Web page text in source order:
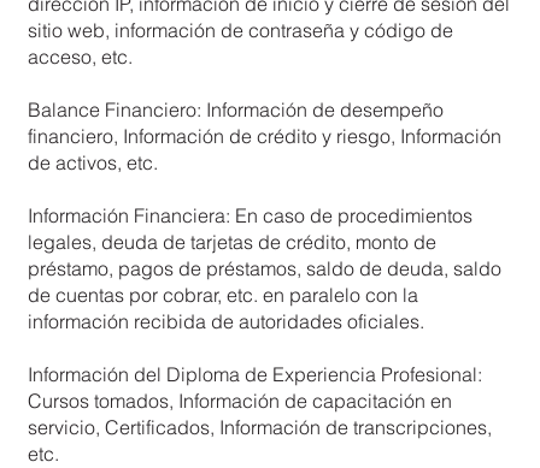
sitio web, información de contraseña y código de
acceso, etc.
Balance Financiero: Información de desempeño
financiero, Información de crédito y riesgo, Información
de activos, etc.
Información Financiera: En caso de procedimientos
legales, deuda de tarjetas de crédito, monto de
préstamo, pagos de préstamos, saldo de deuda, saldo
de cuentas por cobrar, etc. en paralelo con la
información recibida de autoridades oficiales.
Información del Diploma de Experiencia Profesional:
Cursos tomados, Información de capacitación en
servicio, Certificados, Información de transcripciones,
etc.